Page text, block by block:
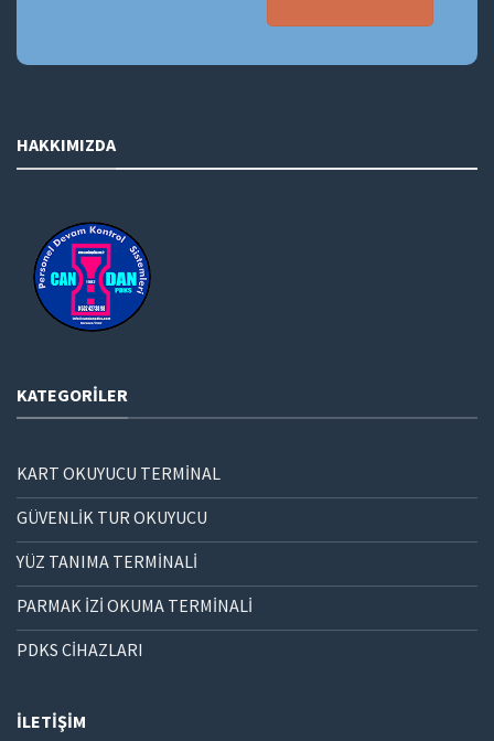
HAKKIMIZDA
KATEGORILER
KART OKUYUCU TERMİNAL
GÜVENLİK TUR OKUYUCU
YÜZ TANIMA TERMİNALİ
PARMAK İZİ OKUMA TERMİNALİ
PDKS CİHAZLARI
İLETIŞIM